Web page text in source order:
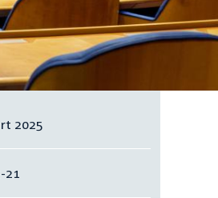
2025
21